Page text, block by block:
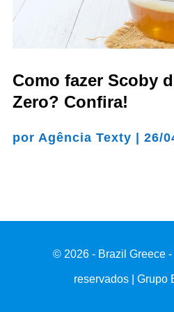
Como fazer Scoby
Zero? Confira!
por Agência Texty 26/
© 2026 - Brazil Greece
reservados | Grupo